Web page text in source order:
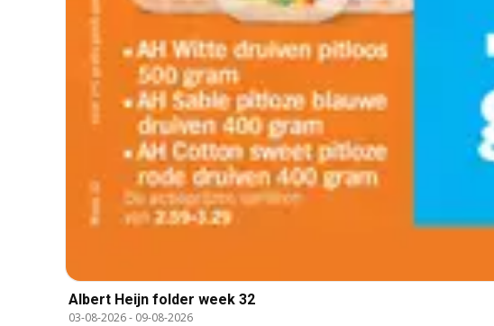
Albert Heijn folder week 32
03-08-2026- 09-08-2026